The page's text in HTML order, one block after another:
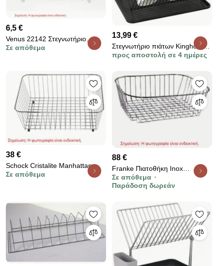
6,5 €
Venus 22142 Στεγνωτήριο
πιάτων ορθογώνιο
Σε απόθεμα
13,99 €
Στεγνωτήριο πιάτων Kinghoff KH
1356, 43 x 32 x 25,5 cm, Μαύρο
προς αποστολή σε 4 ημέρες
38 €
Schock Cristalite Manhattan
Inox Kαλάθι 32,5x32,5cm
Σε απόθεμα
88 €
Franke Πιατοθήκη Inox
30x37,5cm
Σε απόθεμα
Παράδοση δωρεάν